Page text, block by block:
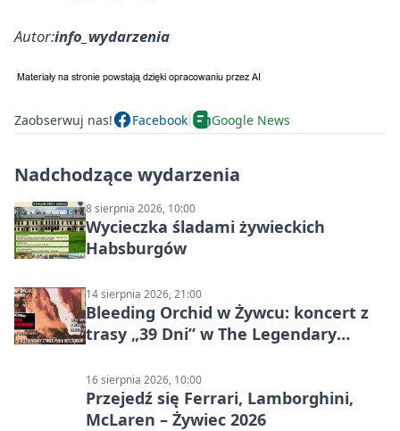
Autor:info_wydarzenia
Zaobserwuj nas! Facebook Google News
Nadchodzące wydarzenia
8 sierpnia 2026, 10:00
Wycieczka śladami żywieckich
Habsburgów
14 sierpnia 2026, 21:00
Bleeding Orchid w Żywcu: koncert z
trasy „39 Dni” w The Legendary
16 sierpnia 2026, 10:00
Przejedź się Ferrari, Lamborghini,
McLaren – Żywiec 2026